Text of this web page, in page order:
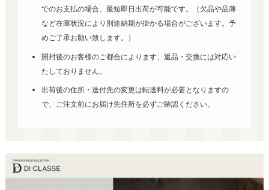
でのお支払の場合、最短即日出荷が可能です。（欠品や品薄
など在庫状況により別途納期が掛かる場合がございます。予
めご了承お願い致します。）
開封後のお客様のご都合によります、返品・交換には対応い
たしておりません。
出荷後の住所・送付先の変更は転送料が必要となりますの
で、ご注文前にお届け先住所を必ずご確認ください。